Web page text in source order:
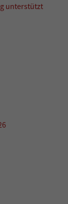
unterstützt